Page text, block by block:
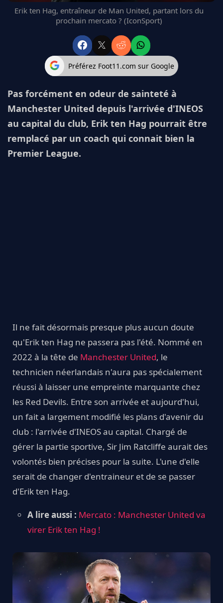
L'AVIS DE LA RÉDAC'
Erik ten Hag, entraîneur de Man United, partant lors du
prochain mercato ? (IconSport)
Préférez Foot11.com sur Google
Pas forcément en odeur de sainteté à
Manchester United depuis l'arrivée d'INEOS
au capital du club, Erik ten Hag pourrait être
remplacé par un coach qui connait bien la
Premier League.
Il ne fait désormais presque plus aucun doute
qu'Erik ten Hag ne passera pas l'été. Nommé en
2022 à la tête de Manchester United, le
technicien néerlandais n'aura pas spécialement
réussi à laisser une empreinte marquante chez
les Red Devils. Entre son arrivée et aujourd'hui,
un fait a largement modifié les plans d'avenir du
club : l'arrivée d'INEOS au capital. Chargé de
gérer la partie sportive, Sir Jim Ratcliffe aurait des
volontés bien précises pour la suite. L'une d'elle
serait de changer d'entraineur et de se passer
d'Erik ten Hag.
A lire aussi : Mercato : Manchester United va
virer Erik ten Hag !